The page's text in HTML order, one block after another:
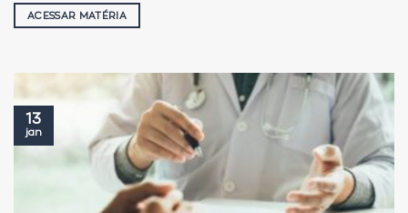
ACESSAR MATÉRIA
13
jan